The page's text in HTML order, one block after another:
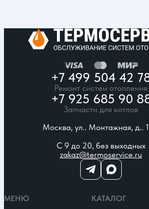
+7 499 504 42
Ремонт систем отопления
+7 925 685 90
Запчасти для котлов
Москва, ул.. Монтажная, д..
С 9 до 20, без выходных
zakaz@termoservice.ru
МЕНЮ
КАТАЛОГ